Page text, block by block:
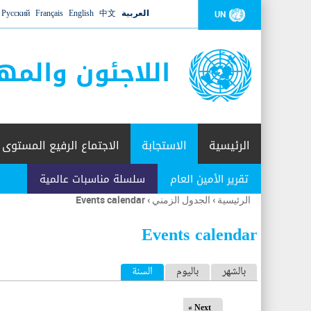
UN العربية 中文
English
Français
Русский
اللاجئون
الرئيسية الاستجابة
تقرير الأمين العام سلسلة مناسبات عالمية
الاجتماع الرفيع المستوى
أنت
هنا
الرئيسية › الجدول الزمني ›
Events calendar
Events calendar
ا بالشهر باليوم السنة (علامة التبويب النشطة)